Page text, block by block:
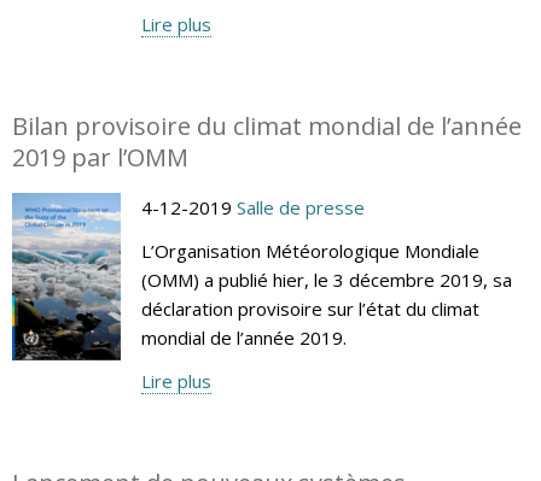
Lire plus
Bilan provisoire du climat mondial de l’année
2019 par l’OMM
4-12-2019 Salle de presse
L’Organisation Météorologique Mondiale
(OMM) a publié hier, le 3 décembre 2019, sa
déclaration provisoire sur l’état du climat
mondial de l’année 2019.
Lire plus